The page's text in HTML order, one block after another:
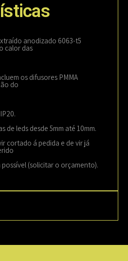
anodizado 6063-t5
calor das
os difusores PMMA
do
de leds desde 5mm até 10mm.
cortado á pedida e de vir já
possível (solicitar o orçamento).